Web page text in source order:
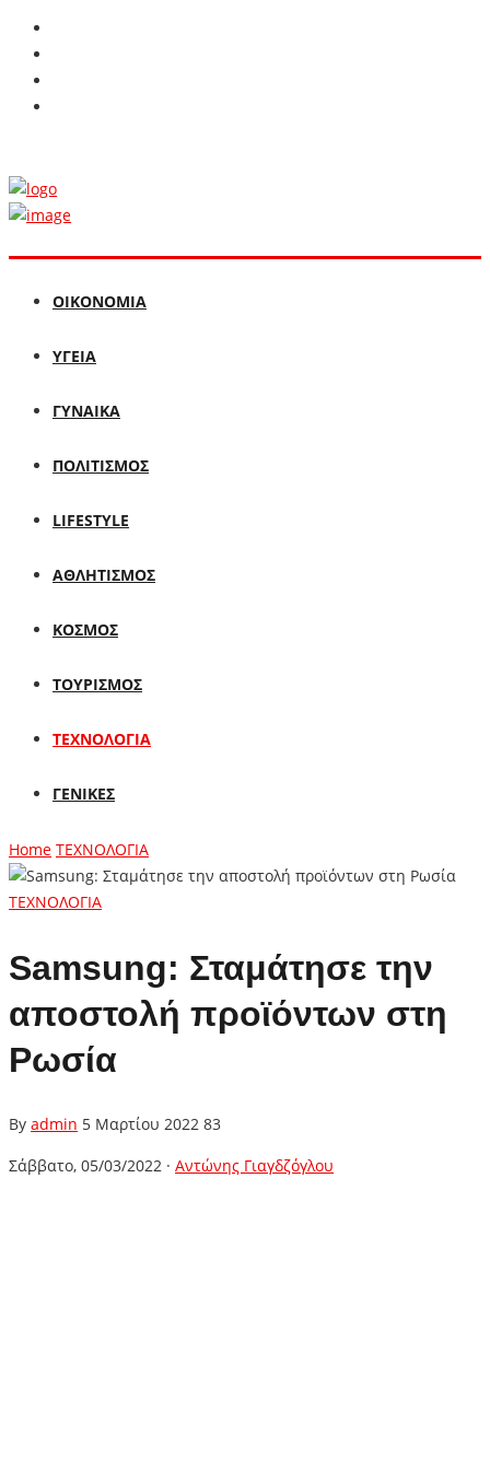
ΟΙΚΟΝΟΜΙΑ
ΥΓΕΙΑ
ΓΥΝΑΙΚΑ
ΠΟΛΙΤΙΣΜΟΣ
LIFESTYLE
ΑΘΛΗΤΙΣΜΟΣ
ΚΟΣΜΟΣ
ΤΟΥΡΙΣΜΟΣ
ΤΕΧΝΟΛΟΓΙΑ
ΓΕΝΙΚΕΣ
Home ΤΕΧΝΟΛΟΓΙΑ
ΤΕΧΝΟΛΟΓΙΑ
Samsung: Σταμάτησε την
αποστολή προϊόντων στη
Ρωσία
By admin 5 Μαρτίου 2022 83
Σάββατο, 05/03/2022 · Αντώνης Γιαγδζόγλου